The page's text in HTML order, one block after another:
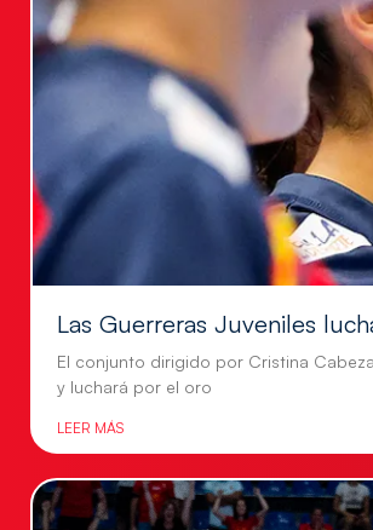
Las Guerreras Juveniles
El conjunto dirigido por Cristina
y luchará por el oro
LEER MÁS